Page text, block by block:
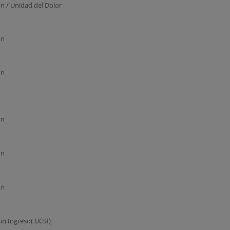
/ Unidad del Dolor
Ingreso( UCSI)